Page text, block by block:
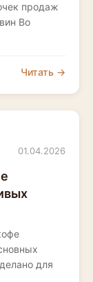
продаж
Во
Читать →
01.04.2026
для